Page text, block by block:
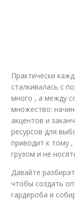
Практически
сталкивалась с
много , а между
множество:
акцентов и
ресурсов для
приводит к тому
грузом и не
Давайте
чтобы создать
гардероба и